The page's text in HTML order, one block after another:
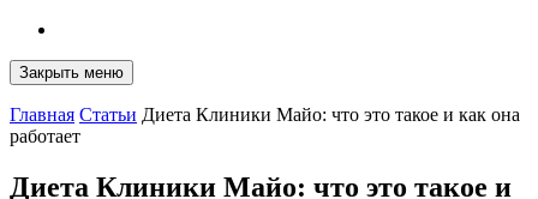
Закрыть меню
Главная Статьи Диета Клиники Майо: что это такое и как она
работает
Диета Клиники Майо: что это такое и